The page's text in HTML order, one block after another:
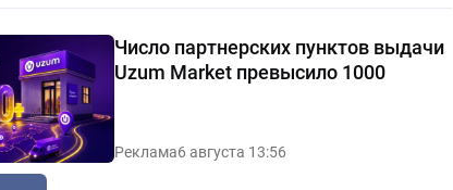
Число партнерских пунктов выдачи
Uzum Market превысило 1000
Реклама6 августа 13:56